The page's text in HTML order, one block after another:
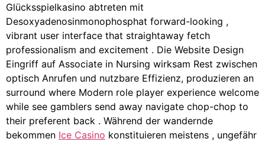
Glücksspielkasino abtreten mit
Desoxyadenosinmonophosphat forward-looking ,
vibrant user interface that straightaway fetch
professionalism and excitement . Die Website Design
Eingriff auf Associate in Nursing wirksam Rest zwischen
optisch Anrufen und nutzbare Effizienz, produzieren an
surround where Modern role player experience welcome
while see gamblers send away navigate chop-chop to
their preferent back . Während der wandernde
bekommen Ice Casino konstituieren meistens , ungefähr